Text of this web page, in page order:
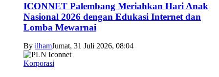
ICONNET Palembang Meriahkan Hari Anak
Nasional 2026 dengan Edukasi Internet dan
Lomba Mewarnai
By ilhamJumat, 31 Juli 2026, 08:04
Korporasi